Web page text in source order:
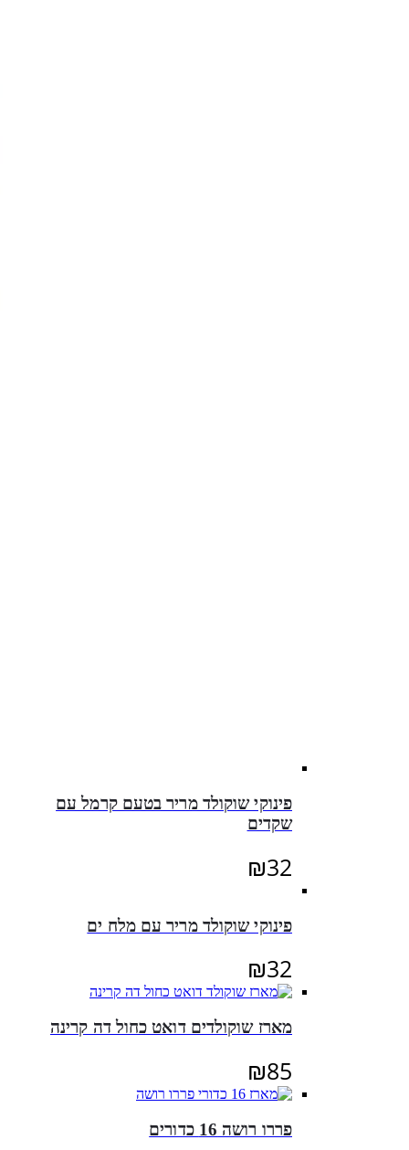
פינוקי שוקולד מריר בטעם קרמל עם
שקדים
₪32
פינוקי שוקולד מריר עם מלח ים
₪32
מארז שוקולדים דואט כחול דה קרינה
₪85
פררו רושה 16 כדורים